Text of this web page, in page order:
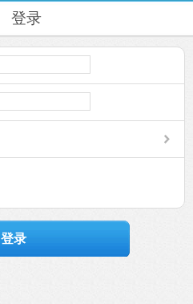
登录
登录